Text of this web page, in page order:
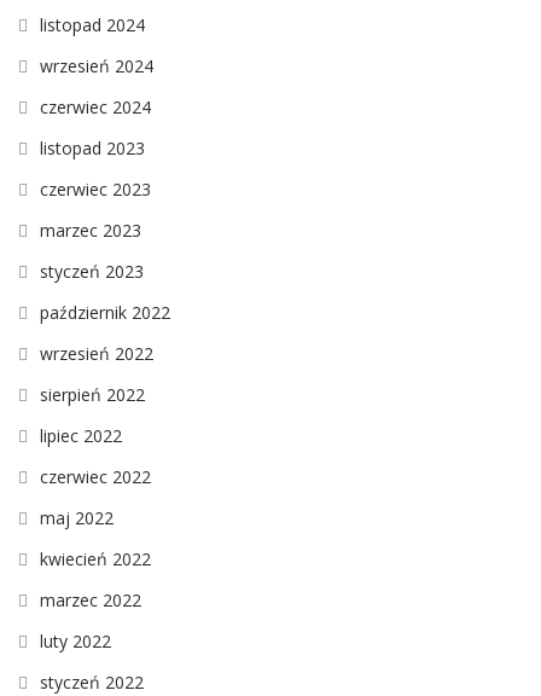
listopad 2024
wrzesień 2024
czerwiec 2024
listopad 2023
czerwiec 2023
marzec 2023
styczeń 2023
październik 2022
wrzesień 2022
sierpień 2022
lipiec 2022
czerwiec 2022
maj 2022
kwiecień 2022
marzec 2022
luty 2022
styczeń 2022